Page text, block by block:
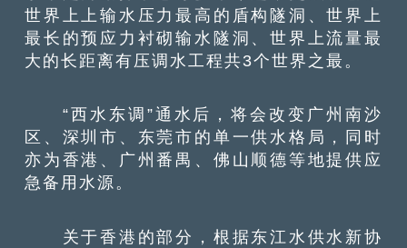
世界上上输水压力最高的盾构隧洞、世界上
最长的预应力衬砌输水隧洞、世界上流量最
大的长距离有压调水工程共3个世界之最。
“西水东调”通水后，将会改变广州南沙
区、深圳市、东莞市的单一供水格局，同时
亦为香港、广州番禺、佛山顺德等地提供应
急备用水源。
关于香港的部分，根据东江水供水新协